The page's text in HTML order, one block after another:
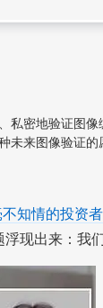
密地验证图
来图像验证的
不知情的投资
现出来：我